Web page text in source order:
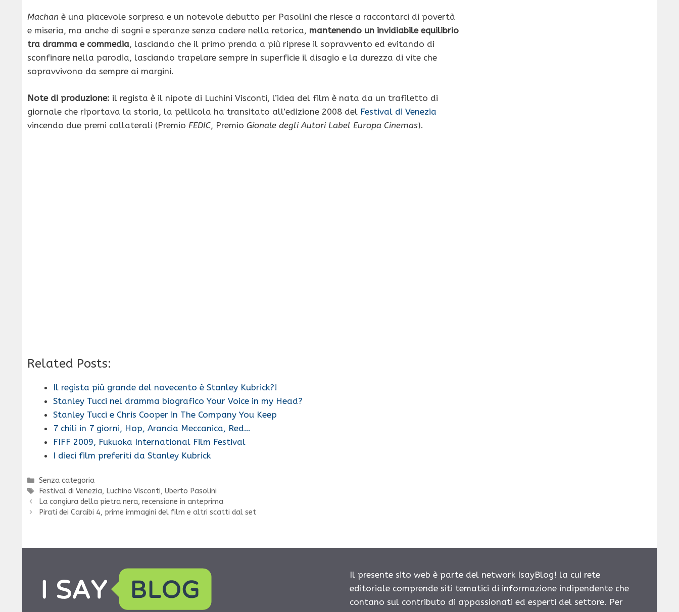
Machan è una piacevole sorpresa e un notevole debutto per Pasolini che riesce a raccontarci di povertà
e miseria, ma anche di sogni e speranze senza cadere nella retorica, mantenendo un invidiabile equilibrio
tra dramma e commedia, lasciando che il primo prenda a più riprese il sopravvento ed evitando di
sconfinare nella parodia, lasciando trapelare sempre in superficie il disagio e la durezza di vite che
sopravvivono da sempre ai margini.
Note di produzione: il regista è il nipote di Luchini Visconti, l’idea del film è nata da un trafiletto di
giornale che riportava la storia, la pellicola ha transitato all’edizione 2008 del Festival di Venezia
vincendo due premi collaterali (Premio FEDIC, Premio Gionale degli Autori Label Europa Cinemas).
Related Posts:
Il regista più grande del novecento è Stanley Kubrick?!
Stanley Tucci nel dramma biografico Your Voice in my Head?
Stanley Tucci e Chris Cooper in The Company You Keep
7 chili in 7 giorni, Hop, Arancia Meccanica, Red…
FIFF 2009, Fukuoka International Film Festival
I dieci film preferiti da Stanley Kubrick
Categorie
Senza categoria
Tag
Festival di Venezia, Luchino Visconti,Uberto Pasolini
La congiura della pietra nera, recensione in anteprima
Pirati dei Caraibi 4, prime immagini del film e altri scatti dal set
Il presente sito web è parte del network IsayBlog! la cui rete
editoriale comprende siti tematici di informazione indipendente che
contano sul contributo di appassionati ed esperti del settore. Per